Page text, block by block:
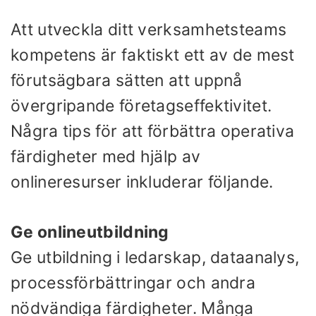
Att utveckla ditt verksamhetsteams
kompetens är faktiskt ett av de mest
förutsägbara sätten att uppnå
övergripande företagseffektivitet.
Några tips för att förbättra operativa
färdigheter med hjälp av
onlineresurser inkluderar följande.
Ge onlineutbildning
Ge utbildning i ledarskap, dataanalys,
processförbättringar och andra
nödvändiga färdigheter. Många